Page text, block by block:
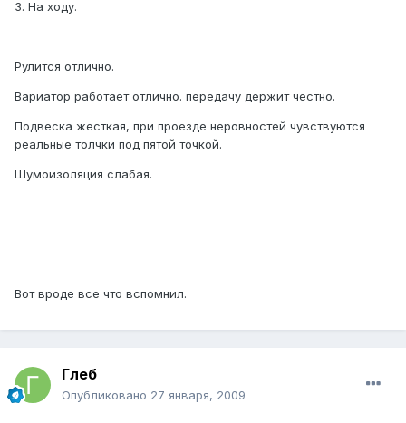
3. На ходу.
Рулится отлично.
Вариатор работает отлично. передачу держит честно.
Подвеска жесткая, при проезде неровностей чувствуются
реальные толчки под пятой точкой.
Шумоизоляция слабая.
Вот вроде все что вспомнил.
Глеб
Опубликовано 27 января, 2009